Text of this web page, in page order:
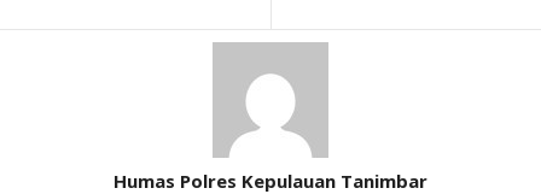
Humas Polres Kepulauan Tanimbar